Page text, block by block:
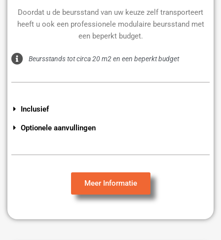
Doordat u de beursstand van uw keuze zelf transporteert
heeft u ook een professionele modulaire beursstand met
een beperkt budget.
Beursstands tot circa 20 m2 en een beperkt budget
Inclusief
Optionele aanvullingen
Meer Informatie